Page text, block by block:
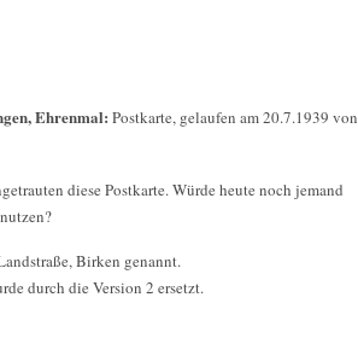
Ehrenmal: Postkarte, gelaufen am 20.7.1939 von
diese Postkarte. Würde heute noch jemand
Birken genannt.
durch die Version 2 ersetzt.